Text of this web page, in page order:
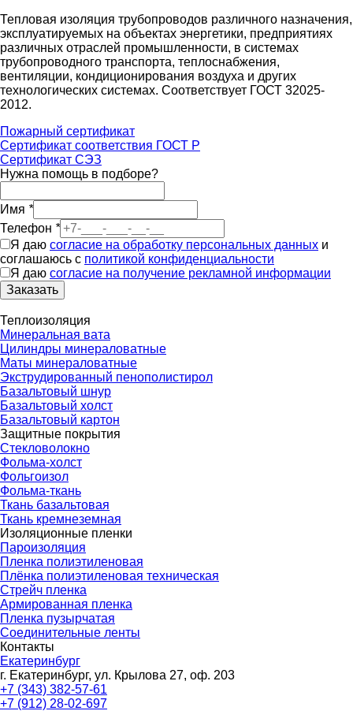
Тепловая изоляция трубопроводов различного назначения,
эксплуатируемых на объектах энергетики, предприятиях
различных отраслей промышленности, в системах
трубопроводного транспорта, теплоснабжения,
вентиляции, кондиционирования воздуха и других
технологических системах. Соответствует ГОСТ 32025-
2012.
Пожарный сертификат
Сертификат соответствия ГОСТ Р
Сертификат СЭЗ
Нужна помощь в подборе?
Имя *
Телефон *
Я даю согласие на обработку персональных данных и
соглашаюсь с политикой конфиденциальности
Я даю согласие на получение рекламной информации
Заказать
Теплоизоляция
Минеральная вата
Цилиндры минераловатные
Маты минераловатные
Экструдированный пенополистирол
Базальтовый шнур
Базальтовый холст
Базальтовый картон
Защитные покрытия
Стекловолокно
Фольма-холст
Фольгоизол
Фольма-ткань
Ткань базальтовая
Ткань кремнеземная
Изоляционные пленки
Пароизоляция
Пленка полиэтиленовая
Плёнка полиэтиленовая техническая
Стрейч пленка
Армированная пленка
Пленка пузырчатая
Соединительные ленты
Контакты
Екатеринбург
г. Екатеринбург, ул. Крылова 27, оф. 203
+7 (343) 382-57-61
+7 (912) 28-02-697